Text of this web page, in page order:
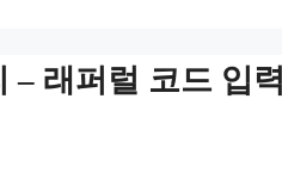
– 래퍼럴 코드 입